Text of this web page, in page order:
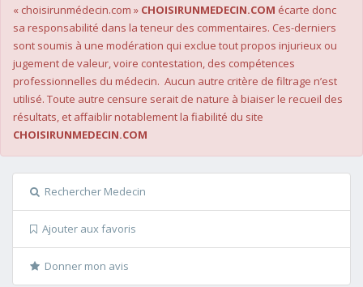
« choisirunmédecin.com » CHOISIRUNMEDECIN.COM écarte donc
sa responsabilité dans la teneur des commentaires. Ces-derniers
sont soumis à une modération qui exclue tout propos injurieux ou
jugement de valeur, voire contestation, des compétences
professionnelles du médecin. Aucun autre critère de filtrage n’est
utilisé. Toute autre censure serait de nature à biaiser le recueil des
résultats, et affaiblir notablement la fiabilité du site
CHOISIRUNMEDECIN.COM
Rechercher Medecin
Ajouter aux favoris
Donner mon avis